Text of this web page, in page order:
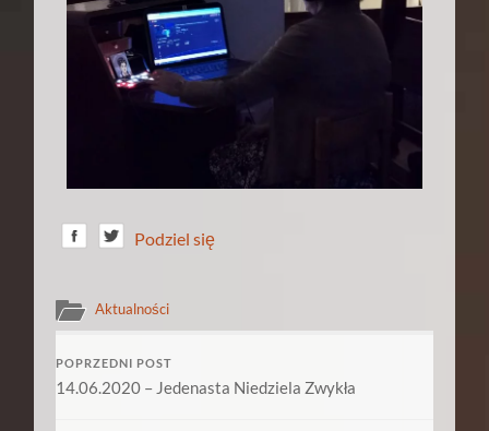
Podziel się
Aktualności
POPRZEDNI POST
14.06.2020 – Jedenasta Niedziela Zwykła